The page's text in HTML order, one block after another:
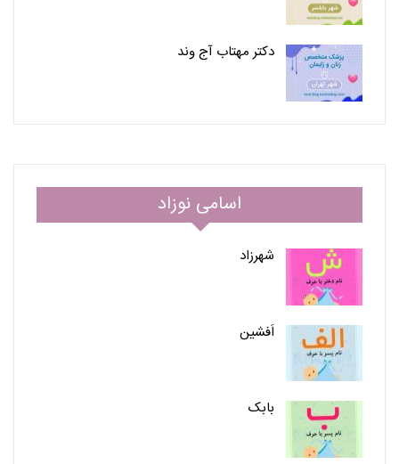
دکتر مهتاب آج وند
اسامی نوزاد
شهرزاد
اَفشین
بابک